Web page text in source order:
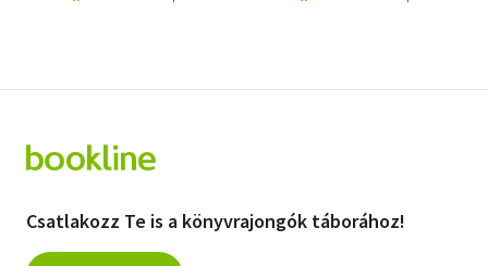
Csatlakozz Te is a könyvrajongók táborához!